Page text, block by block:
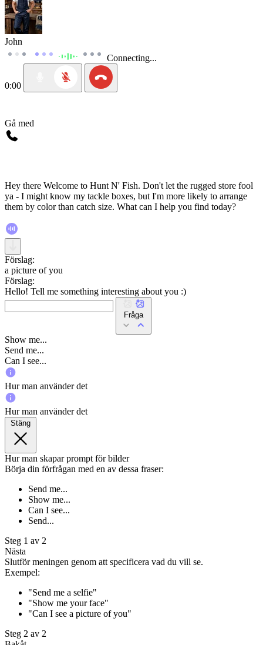
John
Connecting...
0:00
Gå med
Hey there Welcome to Hunt N' Fish. Don't let the rugged store fool
ya - I might know my tackle boxes, but I'm more likely to arrange
them by color than catch size. What can I help you find today?
Förslag:
a picture of you
Förslag:
Hello! Tell me something interesting about you :)
Fråga
Show me...
Send me...
Can I see...
Hur man använder det
Hur man använder det
Stäng
Hur man skapar prompt för bilder
Börja din förfrågan med en av dessa fraser:
Send me...
Show me...
Can I see...
Send...
Steg 1 av 2
Nästa
Slutför meningen genom att specificera vad du vill se.
Exempel:
"Send me a selfie"
"Show me your face"
"Can I see a picture of you"
Steg 2 av 2